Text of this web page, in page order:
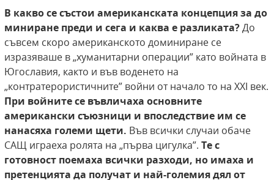
В какво се състои американската концепция за до
миниране преди и сега и каква е разликата?До
съвсем скоро американското доминиране се
изразяваше в „хуманитарни операции” като войната в
Югославия, както и във воденето на
„контратерористичните” войни от начало то на XXI век.
При войните се въвличаха основните
американски съюзници и впоследствие им се
нанасяха големи щети. Във всички случаи обаче
САЩ играеха ролята на „първа цигулка”. Те с
готовност поемаха всички разходи, но имаха и
претенцията да получат и най-големия дял от